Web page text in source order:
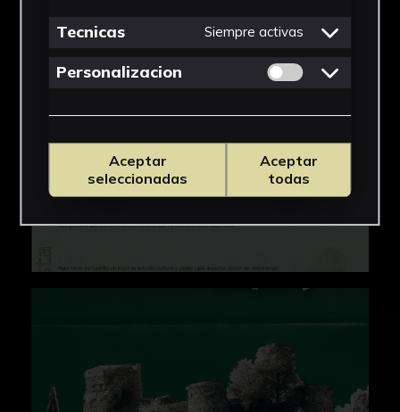
Tecnicas Siempre activas
Personalizacion Permitir cookies
Aceptar
seleccionadas
Aceptar
todas